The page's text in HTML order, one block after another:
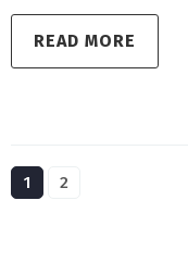
READ MORE
1 2